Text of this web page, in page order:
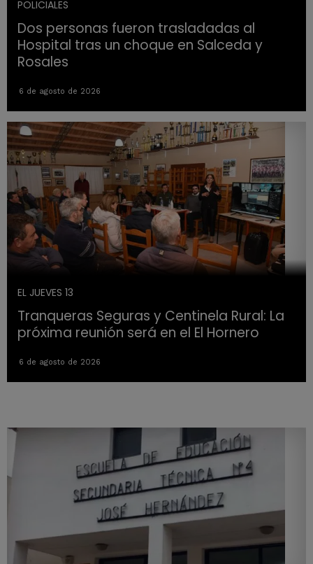
POLICIALES
Dos personas fueron trasladadas al
Hospital tras un choque en Salceda y
Rosales
6 de agosto de 2026
EL JUEVES 13
Tranqueras Seguras y Centinela Rural: La
próxima reunión será en el El Hornero
6 de agosto de 2026